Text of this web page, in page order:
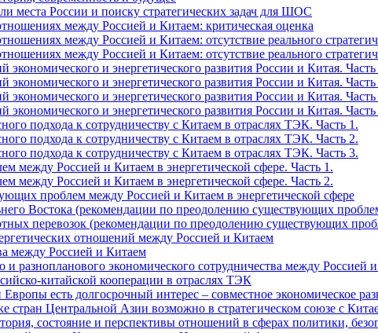
места России и поиску стратегических задач для ШОС
между Россией и Китаем: критическая оценка
между Россией и Китаем: отсутствие реального
между Россией и Китаем: отсутствие реального
экономического и энергетического развития России и Китая. Часть
экономического и энергетического развития России и Китая. Часть
экономического и энергетического развития России и Китая. Часть
экономического и энергетического развития России и Китая. Часть
подхода к сотрудничеству с Китаем в отраслях ТЭК. Часть 1.
подхода к сотрудничеству с Китаем в отраслях ТЭК. Часть 2.
подхода к сотрудничеству с Китаем в отраслях ТЭК. Часть 3.
между Россией и Китаем в энергетической сфере. Часть 1.
между Россией и Китаем в энергетической сфере. Часть 2.
проблем между Россией и Китаем в энергетической сфере
Востока (рекомендации по преодолению существующих
перевозок (рекомендации по преодолению существующих
отношений между Россией и Китаем
между Россией и Китаем
и разнопланового экономического сотрудничества между Россией
китайской кооперации в отраслях ТЭК
есть долгосрочный интерес – совместное экономическое
стран Центральной Азии возможно в стратегическом союзе с
состояние и перспективы отношений в сферах политики,